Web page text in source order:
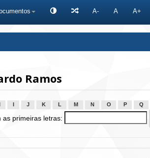
A- A A+
Ramos
J K L M N O P Q
as primeiras letras: